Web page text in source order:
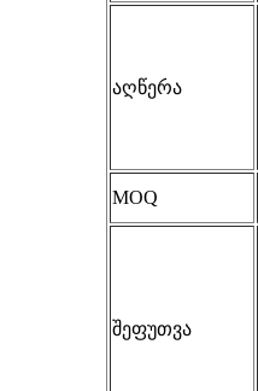
აღწერა
MOQ
შეფუთვა